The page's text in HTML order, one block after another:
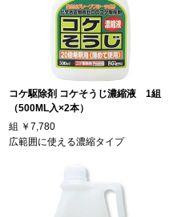
コケ駆除剤 コケそうじ濃縮液 1組
（500ML入×2本）
組 ￥7,780
広範囲に使える濃縮タイプ